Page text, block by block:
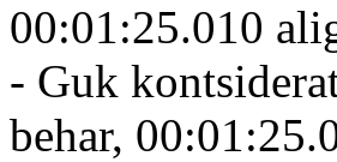
00:01:25.010
- Guk
behar,